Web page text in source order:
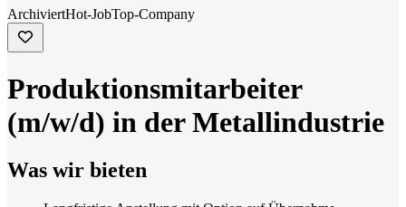
ArchiviertHot-JobTop-Company
Produktionsmitarbeiter
(m/w/d) in der Metallindustrie
Was wir bieten